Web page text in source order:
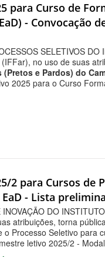
para Curso de
- Convocação
SELETIVOS DO
no uso de suas
e Pardos) do
2025 para o Curso
2 para Cursos de
- Lista
DO
atribuições, torna
Processo Seletivo para
letivo 2025/2 -